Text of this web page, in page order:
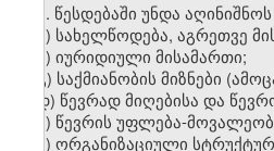
1. წესდებაში უნდა
ა) სახელწოდება, აგრეთვე
ბ) იურიდიული მისამართი;
გ) საქმიანობის მიზნები
დ) წევრად მიღებისა და
ე) წევრის უფლება-
ვ) ორგანიზაციული